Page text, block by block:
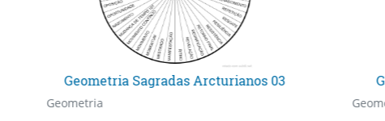
Geometria Sagradas Arcturianos 03
Geometria